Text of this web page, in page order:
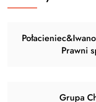
Prawni
Grupa